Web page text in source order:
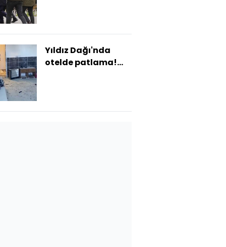
Yıldız Dağı'nda
otelde patlama!